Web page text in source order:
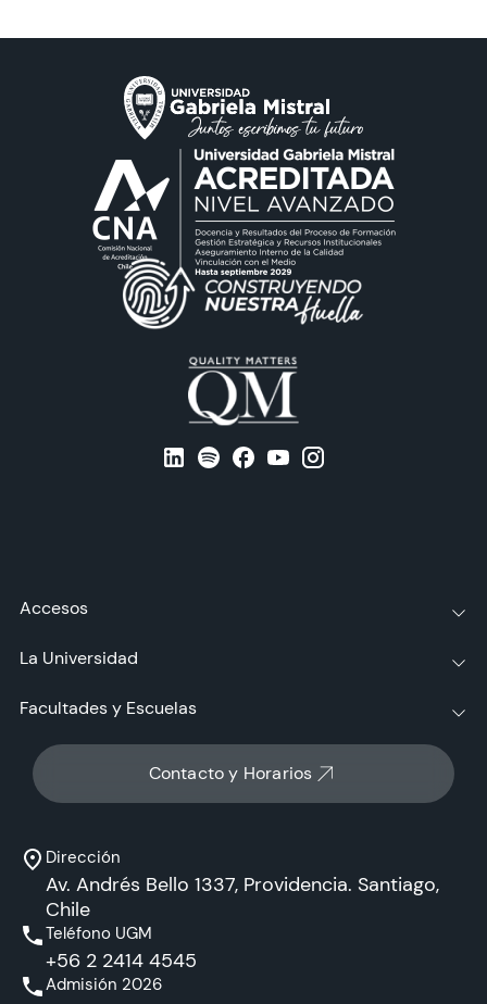
Contacto y Horarios
Dirección
Av. Andrés Bello 1337, Providencia. Santiago,
Chile
Teléfono UGM
+56 2 2414 4545
Admisión 2026
Accesos
La Universidad
Facultades y Escuelas